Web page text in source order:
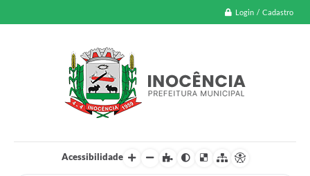
Login / Cadastro
Acessibilidade